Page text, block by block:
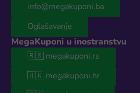
info@megakuponi.ba
Oglašavanje
MegaKuponi u inostranstvu
🇷🇸 megakuponi.rs
🇭🇷 megakuponi.hr